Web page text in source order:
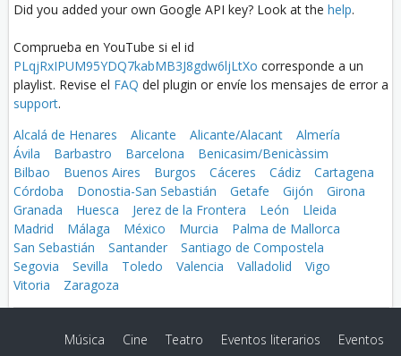
Did you added your own Google API key? Look at the help.
Comprueba en YouTube si el id
PLqjRxIPUM95YDQ7kabMB3J8gdw6ljLtXo corresponde a un
playlist. Revise el FAQ del plugin or envíe los mensajes de error a
support.
Alcalá de Henares
Alicante Alicante/Alacant
Almería
Ávila
Barbastro Barcelona
Benicasim/Benicàssim
Bilbao
Buenos Aires Burgos Cáceres Cádiz
Cartagena
Córdoba
Donostia-San Sebastián Getafe Gijón
Girona
Granada
Huesca Jerez de la Frontera León
Lleida
Madrid
Málaga México Murcia
Palma de Mallorca
San Sebastián
Santander
Santiago de Compostela
Segovia
Sevilla Toledo Valencia Valladolid
Vigo
Vitoria
Zaragoza
Eventos
Eventos literarios
Teatro
Cine
Música